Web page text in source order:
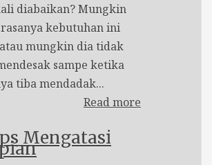
diabaikan? Mungkin
kebutuhan ini
mungkin dia tidak
sampe ketika
tiba mendadak...
Read more
Mengatasi